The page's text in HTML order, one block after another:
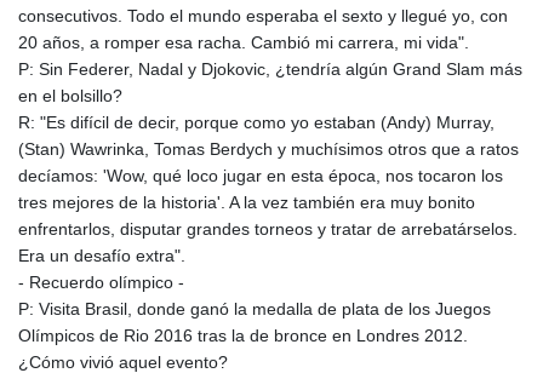
consecutivos. Todo el mundo esperaba el sexto y llegué yo, con
20 años, a romper esa racha. Cambió mi carrera, mi vida".
P: Sin Federer, Nadal y Djokovic, ¿tendría algún Grand Slam más
en el bolsillo?
R: "Es difícil de decir, porque como yo estaban (Andy) Murray,
(Stan) Wawrinka, Tomas Berdych y muchísimos otros que a ratos
decíamos: 'Wow, qué loco jugar en esta época, nos tocaron los
tres mejores de la historia'. A la vez también era muy bonito
enfrentarlos, disputar grandes torneos y tratar de arrebatárselos.
Era un desafío extra".
- Recuerdo olímpico -
P: Visita Brasil, donde ganó la medalla de plata de los Juegos
Olímpicos de Rio 2016 tras la de bronce en Londres 2012.
¿Cómo vivió aquel evento?